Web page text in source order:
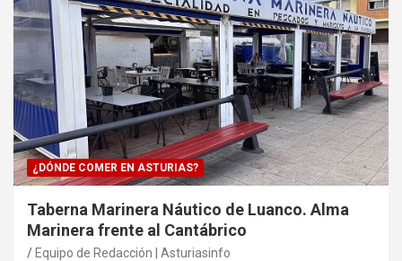
¿DÓNDE COMER EN ASTURIAS?
Taberna Marinera Náutico de Luanco. Alma
Marinera frente al Cantábrico
Equipo de Redacción | Asturiasinfo